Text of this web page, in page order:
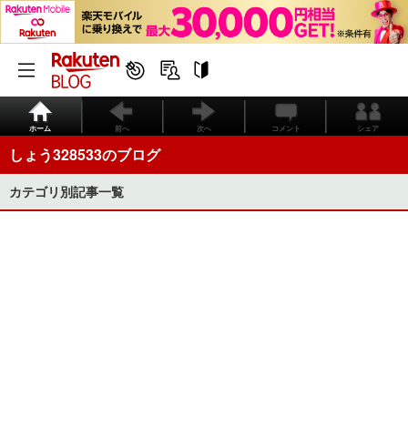
ホーム 前へ 次へ コメント シェア
しょう328533のブログ
カテゴリ別記事一覧